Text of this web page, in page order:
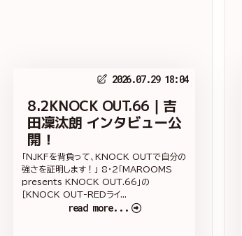
2026.07.29 18:04
8.2KNOCK OUT.66｜吉
田凜汰朗 インタビュー公
開！
「NJKFを背負って、KNOCK OUTで自分の
強さを証明します！」 8・2「MAROOMS
presents KNOCK OUT.66」の
［KNOCK OUT-REDライ...
read more...